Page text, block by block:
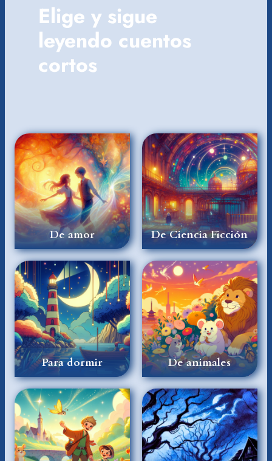
Elige y sigue
leyendo cuentos
cortos
De amor De Ciencia Ficción
Para dormir De animales